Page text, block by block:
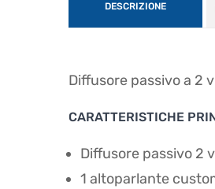
DESCRIZIONE
Diffusore passivo a 2
CARATTERISTICHE
Diffusore passivo 2
1 altoparlante